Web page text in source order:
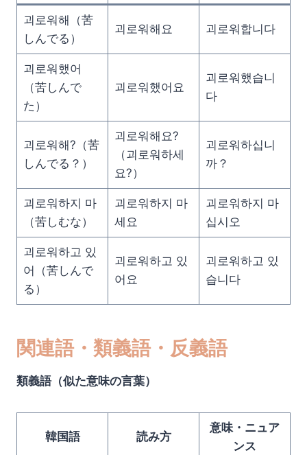
괴로워해（苦
しんでる）
괴로워해요 괴로워합니다
괴로워했어
（苦しんで
た）
괴로워했어요
괴로워했습니
다
괴로워해?（苦
しんでる？）
괴로워해요?
（괴로워하세
요?）
괴로워하십니
까？
괴로워하지 마
（苦しむな）
괴로워하지 마
세요
괴로워하지 마
십시오
괴로워하고 있
어（苦しんで
る）
괴로워하고 있
어요
괴로워하고 있
습니다
関連語・類義語・反義語
類義語（似た意味の言葉）
韓国語 読み方
意味・ニュア
ンス